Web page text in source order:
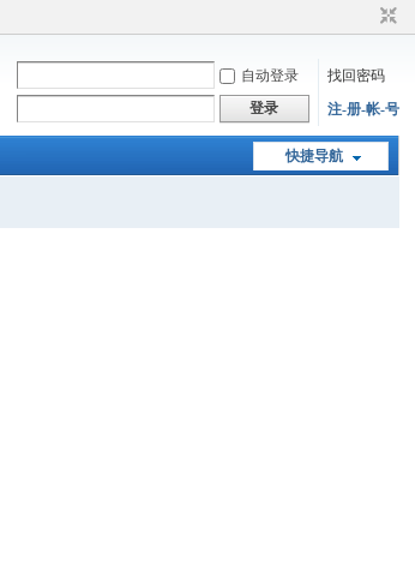
自动登录
找回密码
登录 注-册-帐-号
快捷导航